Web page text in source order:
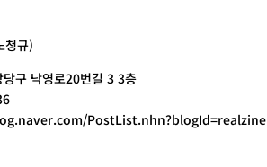
청규)
구 낙영로20번길 3 3층
PostList.nhn?blogId=realzine